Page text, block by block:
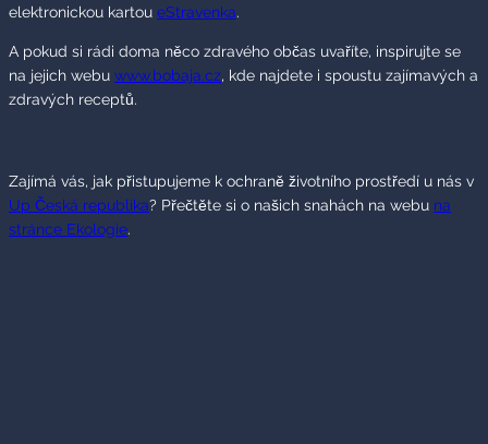
elektronickou kartou eStravenka.
A pokud si rádi doma něco zdravého občas uvaříte, inspirujte se
na jejich webu www.bobaja.cz, kde najdete i spoustu zajímavých a
zdravých receptů.
Zajímá vás, jak přistupujeme k ochraně životního prostředí u nás v
Up Česká republika? Přečtěte si o našich snahách na webu na
stránce Ekologie.